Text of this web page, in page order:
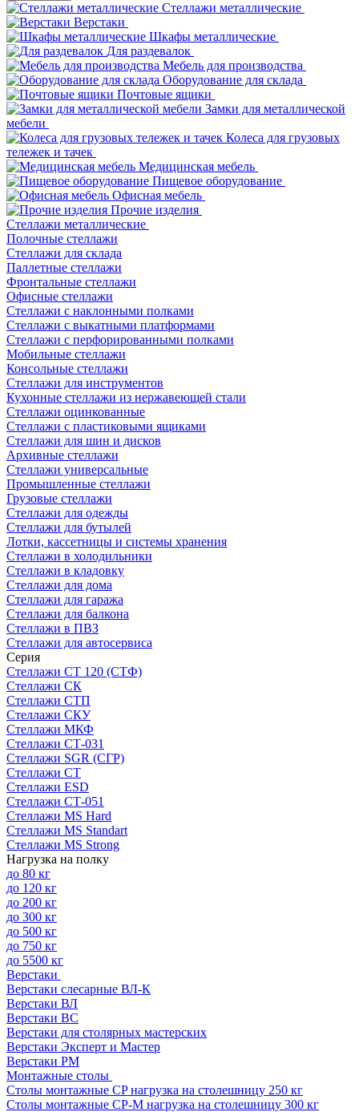
Стеллажи металлические
Верстаки
Шкафы металлические
Для раздевалок
Мебель для производства
Оборудование для склада
Почтовые ящики
Замки для металлической
мебели
Колеса для грузовых
тележек и тачек
Медицинская мебель
Пищевое оборудование
Офисная мебель
Прочие изделия
Стеллажи металлические
Полочные стеллажи
Стеллажи для склада
Паллетные стеллажи
Фронтальные стеллажи
Офисные стеллажи
Стеллажи с наклонными полками
Стеллажи с выкатными платформами
Стеллажи с перфорированными полками
Мобильные стеллажи
Консольные стеллажи
Стеллажи для инструментов
Кухонные стеллажи из нержавеющей стали
Стеллажи оцинкованные
Стеллажи с пластиковыми ящиками
Стеллажи для шин и дисков
Архивные стеллажи
Стеллажи универсальные
Промышленные стеллажи
Грузовые стеллажи
Стеллажи для одежды
Стеллажи для бутылей
Лотки, кассетницы и системы хранения
Стеллажи в холодильники
Стеллажи в кладовку
Стеллажи для дома
Стеллажи для гаража
Стеллажи для балкона
Стеллажи в ПВЗ
Стеллажи для автосервиса
Серия
Стеллажи СТ 120 (СТФ)
Стеллажи СК
Стеллажи СТП
Стеллажи СКУ
Стеллажи МКФ
Стеллажи СТ-031
Стеллажи SGR (СГР)
Стеллажи СТ
Стеллажи ESD
Стеллажи СТ-051
Стеллажи MS Hard
Стеллажи MS Standart
Стеллажи MS Strong
Нагрузка на полку
до 80 кг
до 120 кг
до 200 кг
до 300 кг
до 500 кг
до 750 кг
до 5500 кг
Верстаки
Верстаки слесарные ВЛ-К
Верстаки ВЛ
Верстаки ВС
Верстаки для столярных мастерских
Верстаки Эксперт и Мастер
Верстаки РМ
Монтажные столы
Столы монтажные СP нагрузка на столешницу 250 кг
Столы монтажные СР-М нагрузка на столешницу 300 кг